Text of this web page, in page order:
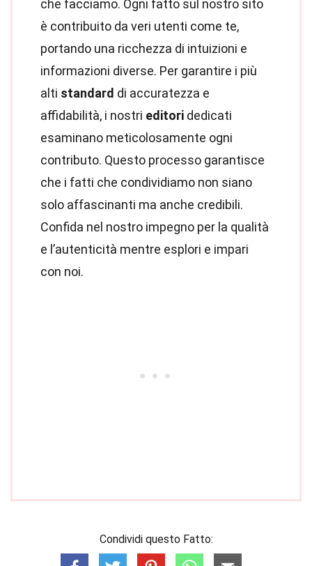
che facciamo. Ogni fatto sul nostro sito
è contribuito da veri utenti come te,
portando una ricchezza di intuizioni e
informazioni diverse. Per garantire i più
alti standard di accuratezza e
affidabilità, i nostri editori dedicati
esaminano meticolosamente ogni
contributo. Questo processo garantisce
che i fatti che condividiamo non siano
solo affascinanti ma anche credibili.
Confida nel nostro impegno per la qualità
e l’autenticità mentre esplori e impari
con noi.
Condividi questo Fatto: